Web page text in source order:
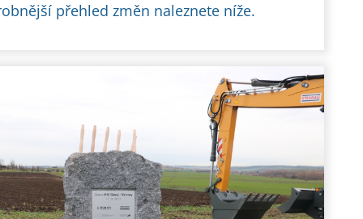
přehled změn naleznete níže.